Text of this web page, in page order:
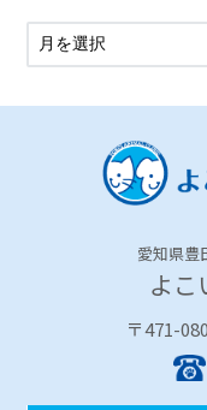
愛知県
よこ
〒471-